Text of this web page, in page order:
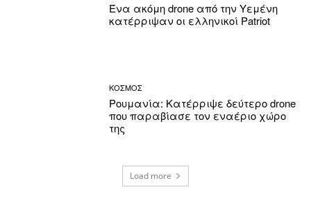
Ένα ακόμη drone από την Υεμένη
κατέρριψαν οι ελληνικοί Patriot
ΚΟΣΜΟΣ
Ρουμανία: Κατέρριψε δεύτερο drone
που παραβίασε τον εναέριο χώρο
της
Load more